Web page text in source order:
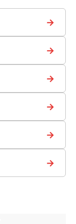
→
→
→
→
→
→